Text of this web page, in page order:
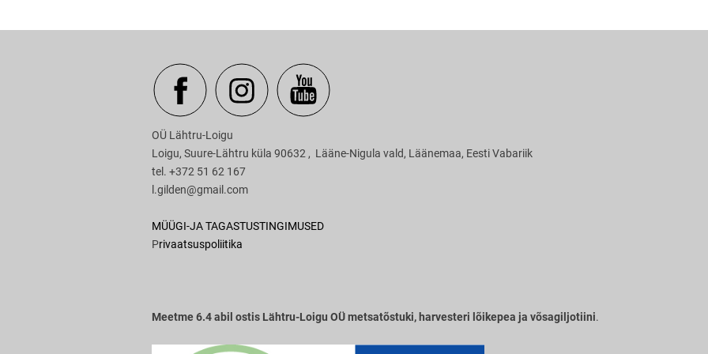
OÜ Lähtru-Loigu
Loigu, Suure-Lähtru küla 90632 , Lääne-Nigula vald, Läänemaa, Eesti
tel. +372 51 62 167
l.gilden@gmail.com
MÜÜGI-JA TAGASTUSTINGIMUSED
Privaatsuspoliitika
Meetme 6.4 abil ostis Lähtru-Loigu OÜ metsatõstuki, harvesteri lõikepea ja võsagiljotiini.